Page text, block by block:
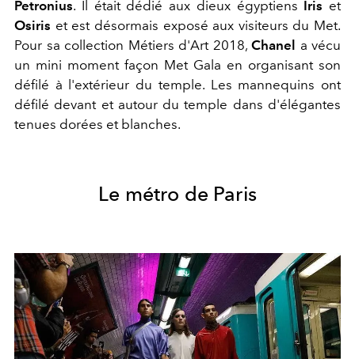
Petronius. Il était dédié aux dieux égyptiens Iris et
Osiris et est désormais exposé aux visiteurs du Met.
Pour sa collection Métiers d'Art 2018, Chanel a vécu
un mini moment façon Met Gala en organisant son
défilé à l'extérieur du temple. Les mannequins ont
défilé devant et autour du temple dans d'élégantes
tenues dorées et blanches.
Le métro de Paris